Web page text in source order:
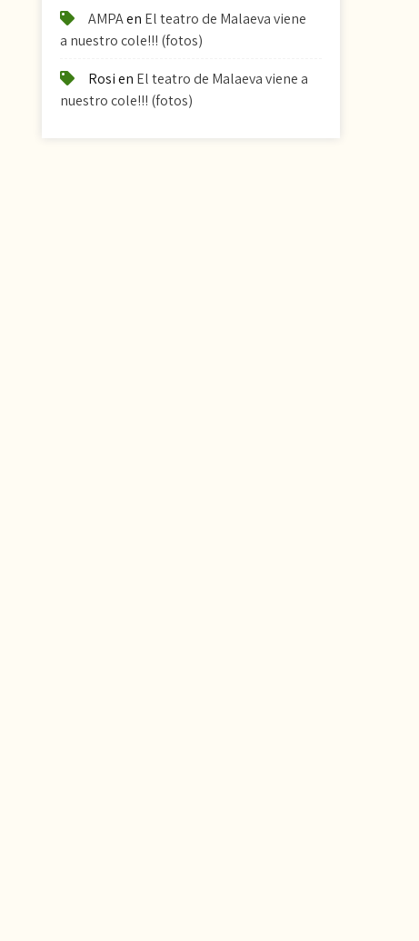
AMPAen El teatro de Malaeva viene
a nuestro cole!!! (fotos)
Rosien El teatro de Malaeva viene a
nuestro cole!!! (fotos)